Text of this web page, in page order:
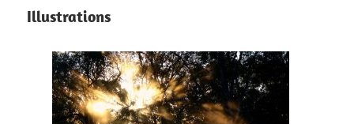
articles
Illustrations